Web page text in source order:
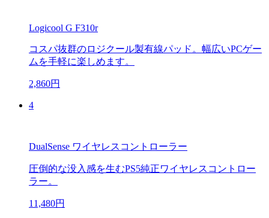
Logicool G F310r
コスパ抜群のロジクール製有線パッド。幅広いPCゲー
ムを手軽に楽しめます。
2,860円
4
DualSense ワイヤレスコントローラー
圧倒的な没入感を生むPS5純正ワイヤレスコントロー
ラー。
11,480円